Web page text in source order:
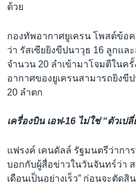
ด้วย
กองทัพอากาศยูเครน โพสต์ข้อ
ว่า รัสเซียยิงขีปนาวุธ 16 ลูกแล
จำนวน 20 ลำเข้ามาโจมตีในค
อากาศของยูเครนสามารถยิงขี
20 ลำตก
เครื่องบิน เอฟ-16 ไม่ใช่ “ตัวเปลี่
แฟรงค์ เคนดัลล์ รัฐมนตรีว่ากา
บอกกับผู้สื่อข่าวในวันจันทร์ว่า ส
เดือนเป็นอย่างเร็ว” ก่อนจะตัดสิ